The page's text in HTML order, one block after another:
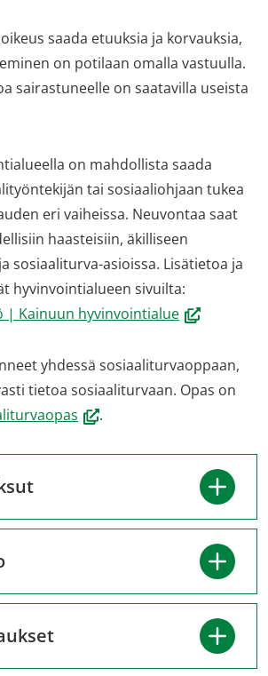
saada etuuksia ja korvauksia,
on potilaan omalla vastuulla.
sairastuneelle on saatavilla useista
on mahdollista saada
tai sosiaaliohjaan tukea
eri vaiheissa. Neuvontaa saat
haasteisiin, äkilliseen
sosiaaliturva-asioissa. Lisätietoa ja
hyvinvointialueen sivuilta:
| Kainuun hyvinvointialue(avautuu
ikkunaan,
siirryt
yhdessä sosiaaliturvaoppaan,
tietoa sosiaaliturvaan. Opas on
(avautuu
.